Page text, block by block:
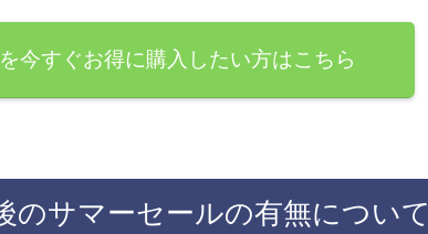
今すぐお得に購入したい方はこちら
のサマーセールの有無について